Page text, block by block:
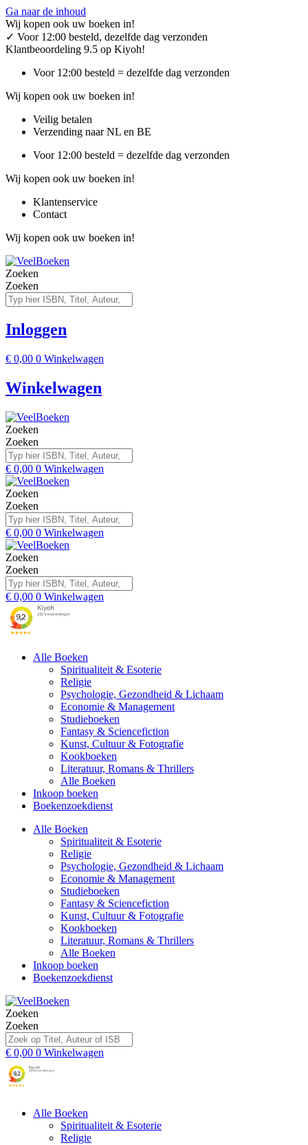
Ga naar de inhoud
Wij kopen ook uw boeken in!
✓ Voor 12:00 besteld, dezelfde dag verzonden
Klantbeoordeling 9.5 op Kiyoh!
Voor 12:00 besteld = dezelfde dag verzonden
Wij kopen ook uw boeken in!
Veilig betalen
Verzending naar NL en BE
Voor 12:00 besteld = dezelfde dag verzonden
Wij kopen ook uw boeken in!
Klantenservice
Contact
Wij kopen ook uw boeken in!
Zoeken
Zoeken
Inloggen
€ 0,00 0 Winkelwagen
Winkelwagen
Zoeken
Zoeken
€ 0,00 0 Winkelwagen
Zoeken
Zoeken
€ 0,00 0 Winkelwagen
Zoeken
Zoeken
€ 0,00 0 Winkelwagen
Alle Boeken
Spiritualiteit & Esoterie
Religie
Psychologie, Gezondheid & Lichaam
Economie & Management
Studieboeken
Fantasy & Sciencefiction
Kunst, Cultuur & Fotografie
Kookboeken
Literatuur, Romans & Thrillers
Alle Boeken
Inkoop boeken
Boekenzoekdienst
Alle Boeken
Spiritualiteit & Esoterie
Religie
Psychologie, Gezondheid & Lichaam
Economie & Management
Studieboeken
Fantasy & Sciencefiction
Kunst, Cultuur & Fotografie
Kookboeken
Literatuur, Romans & Thrillers
Alle Boeken
Inkoop boeken
Boekenzoekdienst
Zoeken
Zoeken
€ 0,00 0 Winkelwagen
Alle Boeken
Spiritualiteit & Esoterie
Religie